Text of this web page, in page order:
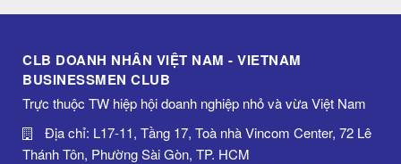
CLB DOANH NHÂN VIỆT NAM - VIETNAM
BUSINESSMEN CLUB
Trực thuộc TW hiệp hội doanh nghiệp nhỏ và vừa Việt Nam
Địa chỉ: L17-11, Tầng 17, Toà nhà Vincom Center, 72 Lê
Thánh Tôn, Phường Sài Gòn, TP. HCM